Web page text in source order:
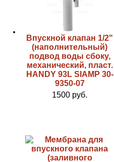
Впускной клапан 1/2"
(наполнительный)
подвод воды сбоку,
механический, пласт.
HANDY 93L SIAMP 30-
9350-07
1500 руб.